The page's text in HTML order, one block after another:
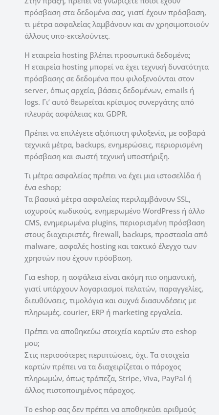
πρόσβαση στα δεδομένα σας, γιατί έχουν πρόσβαση,
τι μέτρα ασφαλείας λαμβάνουν και αν χρησιμοποιούν
άλλους υπο-εκτελούντες.
Η εταιρεία hosting βλέπει προσωπικά δεδομένα;
Η εταιρεία hosting μπορεί να έχει τεχνική δυνατότητα
πρόσβασης σε δεδομένα που φιλοξενούνται στον
server, όπως αρχεία, βάσεις δεδομένων, emails ή
logs. Γι’ αυτό θεωρείται κρίσιμος συνεργάτης από
πλευράς ασφάλειας και GDPR.
Πρέπει να επιλέγετε αξιόπιστη φιλοξενία, με σοβαρά
τεχνικά μέτρα, backups, ενημερώσεις, περιορισμένη
πρόσβαση και σωστή τεχνική υποστήριξη.
Τι μέτρα ασφαλείας πρέπει να έχει μια ιστοσελίδα ή
ένα eshop;
Τα βασικά μέτρα ασφαλείας περιλαμβάνουν SSL,
ισχυρούς κωδικούς, ενημερωμένο WordPress ή άλλο
CMS, ενημερωμένα plugins, περιορισμένη πρόσβαση
στους διαχειριστές, firewall, backups, προστασία από
malware, ασφαλές hosting και τακτικό έλεγχο των
χρηστών που έχουν πρόσβαση.
Για eshop, η ασφάλεια είναι ακόμη πιο σημαντική,
γιατί υπάρχουν λογαριασμοί πελατών, παραγγελίες,
διευθύνσεις, τιμολόγια και συχνά διασυνδέσεις με
πληρωμές, courier, ERP ή marketing εργαλεία.
Πρέπει να αποθηκεύω στοιχεία καρτών στο eshop
μου;
Στις περισσότερες περιπτώσεις, όχι. Τα στοιχεία
καρτών πρέπει να τα διαχειρίζεται ο πάροχος
πληρωμών, όπως τράπεζα, Stripe, Viva, PayPal ή
άλλος πιστοποιημένος πάροχος.
Το eshop σας δεν πρέπει να αποθηκεύει αριθμούς